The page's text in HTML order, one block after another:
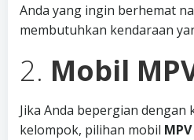
Anda yang ingin berhemat
membutuhkan kendaraan
2. Mobil
Jika Anda bepergian dengan
kelompok, pilihan mobil MPV